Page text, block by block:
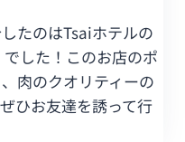
たのはTsaiホテルの
した！このお店のポ
肉のクオリティーの
ひお友達を誘って行